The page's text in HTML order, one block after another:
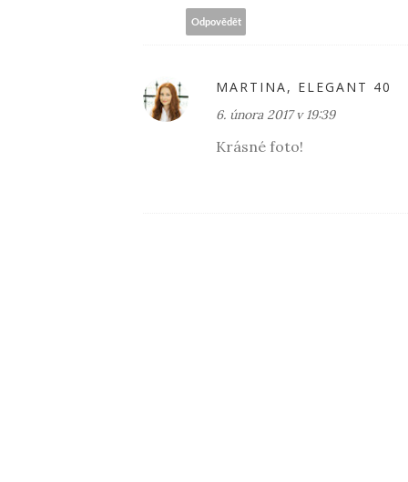
Odpovědět
MARTINA, ELEGANT 40
6. února 2017 v 19:39
Krásné foto!